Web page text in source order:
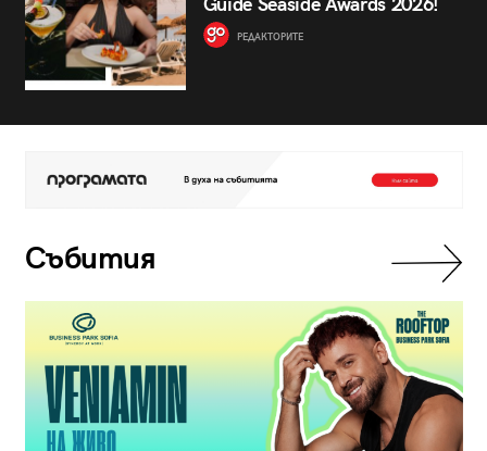
Guide Seaside Awards 2026!
РЕДАКТОРИТЕ
Събития